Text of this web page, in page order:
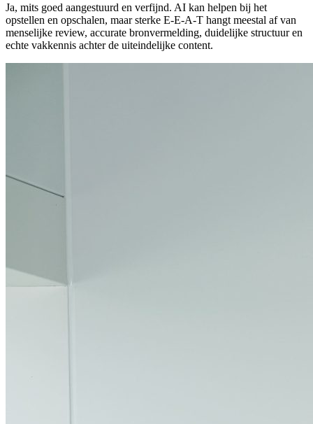
Ja, mits goed aangestuurd en verfijnd. AI kan helpen bij het
opstellen en opschalen, maar sterke E-E-A-T hangt meestal af van
menselijke review, accurate bronvermelding, duidelijke structuur en
echte vakkennis achter de uiteindelijke content.